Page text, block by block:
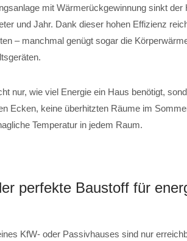
mit Wärmerückgewinnung sinkt
und Jahr. Dank dieser hohen Effizienz
– manchmal genügt sogar die
nur, wie viel Energie ein Haus benötigt,
Ecken, keine überhitzten Räume im
Temperatur in jedem Raum.
perfekte Baustoff für
KfW- oder Passivhauses sind nur